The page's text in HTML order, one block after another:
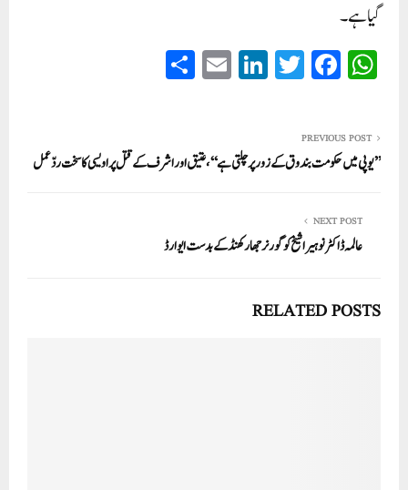
گیا ہے۔
W
ha
A
pp
Fa
ce
ok
T
wi
r
Li
nk
In
E
m
PREVIOUS POST
’’یوپی میں حکومت بندوق کے زور پر چلتی ہے‘‘، عتیق اور اشرف کے قتل پر اویسی کا سخت ردّعمل
NEXT POST
عالمہ ڈاکٹر نوہیرا شیخ کو گورنر جھارکھنڈ کے بدست ایوارڈ
RELATED POSTS